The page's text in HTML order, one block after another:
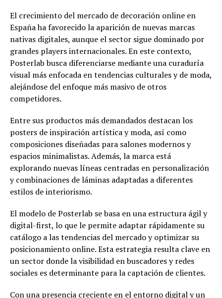
El crecimiento del mercado de decoración online en
España ha favorecido la aparición de nuevas marcas
nativas digitales, aunque el sector sigue dominado por
grandes players internacionales. En este contexto,
Posterlab busca diferenciarse mediante una curaduría
visual más enfocada en tendencias culturales y de moda,
alejándose del enfoque más masivo de otros
competidores.
Entre sus productos más demandados destacan los
posters de inspiración artística y moda, así como
composiciones diseñadas para salones modernos y
espacios minimalistas. Además, la marca está
explorando nuevas líneas centradas en personalización
y combinaciones de láminas adaptadas a diferentes
estilos de interiorismo.
El modelo de Posterlab se basa en una estructura ágil y
digital-first, lo que le permite adaptar rápidamente su
catálogo a las tendencias del mercado y optimizar su
posicionamiento online. Esta estrategia resulta clave en
un sector donde la visibilidad en buscadores y redes
sociales es determinante para la captación de clientes.
Con una presencia creciente en el entorno digital y un